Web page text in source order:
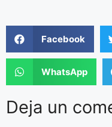
Facebook
WhatsApp
Deja un